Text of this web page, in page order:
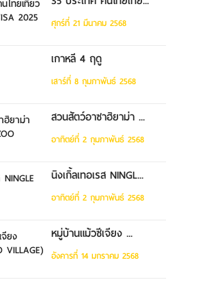
ศุกร์ที่ 21 มีนาคม 2568
เกาหลี 4 ฤดู
เสาร์ที่ 8 กุมภาพันธ์ 2568
สวนสัตว์อาซาฮิยาม่า ...
อาทิตย์ที่ 2 กุมภาพันธ์ 2568
นิงเกิ้ลเทอเรส NINGL...
อาทิตย์ที่ 2 กุมภาพันธ์ 2568
หมู่บ้านแม้วซีเจียง ...
อังคารที่ 14 มกราคม 2568